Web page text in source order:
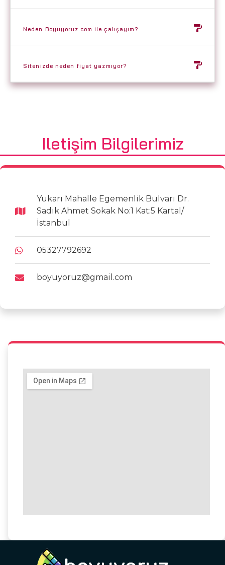
Neden Boyuyoruz.com ile çalışayım?
Sitenizde neden fiyat yazmıyor?
Iletişim Bilgilerimiz
Yukarı Mahalle Egemenlik Bulvarı Dr.
Sadık Ahmet Sokak No:1 Kat:5 Kartal/
İstanbul
05327792692
boyuyoruz@gmail.com